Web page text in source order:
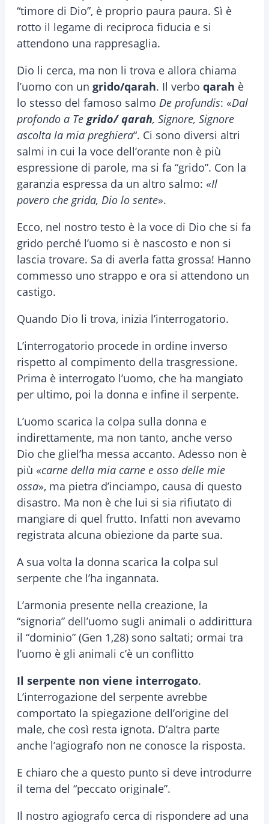
“timore di Dio”, è proprio paura paura. Sì è
rotto il legame di reciproca fiducia e si
attendono una rappresaglia.
Dio li cerca, ma non li trova e allora chiama
l’uomo con un grido/qarah. Il verbo qarah è
lo stesso del famoso salmo De profundis: «Dal
profondo a Te grido/ qarah, Signore, Signore
ascolta la mia preghiera“. Ci sono diversi altri
salmi in cui la voce dell’orante non è più
espressione di parole, ma si fa “grido”. Con la
garanzia espressa da un altro salmo: «Il
povero che grida, Dio lo sente».
Ecco, nel nostro testo è la voce di Dio che si fa
grido perché l’uomo si è nascosto e non si
lascia trovare. Sa di averla fatta grossa! Hanno
commesso uno strappo e ora si attendono un
castigo.
Quando Dio li trova, inizia l’interrogatorio.
L’interrogatorio procede in ordine inverso
rispetto al compimento della trasgressione.
Prima è interrogato l’uomo, che ha mangiato
per ultimo, poi la donna e infine il serpente.
L’uomo scarica la colpa sulla donna e
indirettamente, ma non tanto, anche verso
Dio che gliel’ha messa accanto. Adesso non è
più «carne della mia carne e osso delle mie
ossa», ma pietra d’inciampo, causa di questo
disastro. Ma non è che lui si sia rifiutato di
mangiare di quel frutto. Infatti non avevamo
registrata alcuna obiezione da parte sua.
A sua volta la donna scarica la colpa sul
serpente che l’ha ingannata.
L’armonia presente nella creazione, la
“signoria” dell’uomo sugli animali o addirittura
il “dominio” (Gen 1,28) sono saltati; ormai tra
l’uomo è gli animali c’è un conflitto
Il serpente non viene interrogato.
L’interrogazione del serpente avrebbe
comportato la spiegazione dell’origine del
male, che così resta ignota. D’altra parte
anche l’agiografo non ne conosce la risposta.
E chiaro che a questo punto si deve introdurre
il tema del “peccato originale”.
Il nostro agiografo cerca di rispondere ad una